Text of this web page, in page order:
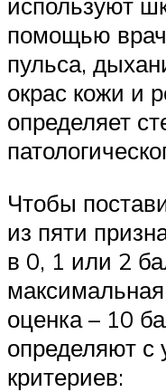
помощью врач
пульса,
окрас кожи и
определяет
Чтобы
из пяти
в 0, 1 или 2
оценка – 10
определяют с
критериев: